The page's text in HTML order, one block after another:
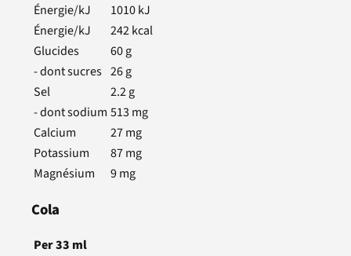
Énergie/kJ
1010kJ
Énergie/kJ
242kcal
Glucides
60g
- dont sucres 26g
Sel
2.2g
- dont sodium 513 mg
Calcium
27mg
Potassium
87mg
Magnésium
9mg
Cola
Per33 ml